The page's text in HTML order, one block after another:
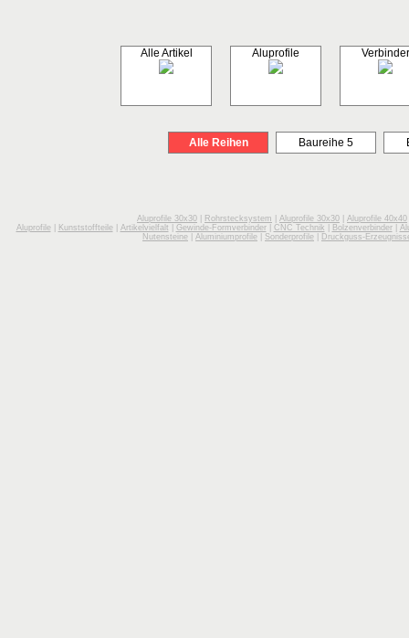
Alle Artikel Aluprofile Verbinder
Alle Reihen Baureihe 5
Aluprofile 30x30 Rohrstecksystem Aluprofile 30x30 Aluprofile 40x40
Aluprofile| Kunststoffteile| Artikelvielfalt Gewinde-Formverbinder| CNC Technik Bolzenverbinder|
Nutensteine
Aluminiumprofile Sonderprofile Druckguss-